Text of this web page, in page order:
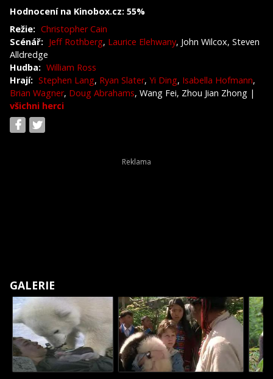
Hodnocení na Kinobox.cz: 55%
Režie: Christopher Cain
Scénář: Jeff Rothberg, Laurice Elehwany, John Wilcox, Steven
Alldredge
Hudba: William Ross
Hrají: Stephen Lang, Ryan Slater, Yi Ding, Isabella Hofmann,
Brian Wagner, Doug Abrahams, Wang Fei, Zhou Jian Zhong |
všichni herci
GALERIE